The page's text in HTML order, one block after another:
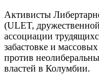
Активисты
(ULET,
ассоциации
забастовке и
против
властей в Колумбии.